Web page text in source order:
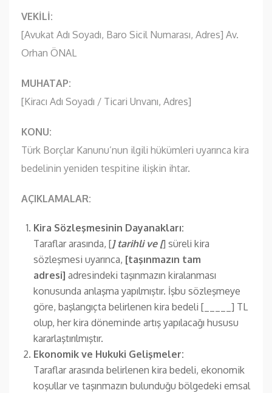
VEKİLİ:
[Avukat Adı Soyadı, Baro Sicil Numarası, Adres] Av.
Orhan ÖNAL
MUHATAP:
[Kiracı Adı Soyadı / Ticari Unvanı, Adres]
KONU:
Türk Borçlar Kanunu’nun ilgili hükümleri uyarınca kira
bedelinin yeniden tespitine ilişkin ihtar.
AÇIKLAMALAR:
Kira Sözleşmesinin Dayanakları:
Taraflar arasında, [] tarihli ve [] süreli kira
sözleşmesi uyarınca, [taşınmazın tam
adresi] adresindeki taşınmazın kiralanması
konusunda anlaşma yapılmıştır. İşbu sözleşmeye
göre, başlangıçta belirlenen kira bedeli [_____] TL
olup, her kira döneminde artış yapılacağı hususu
kararlaştırılmıştır.
Ekonomik ve Hukuki Gelişmeler:
Taraflar arasında belirlenen kira bedeli, ekonomik
koşullar ve taşınmazın bulunduğu bölgedeki emsal